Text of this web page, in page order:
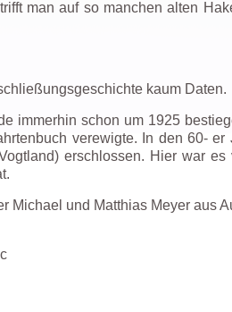
man auf so manchen alten
kaum Daten.
immerhin schon um 1925
verewigte. In den 60-
erschlossen. Hier war
Michael und Matthias Meyer aus